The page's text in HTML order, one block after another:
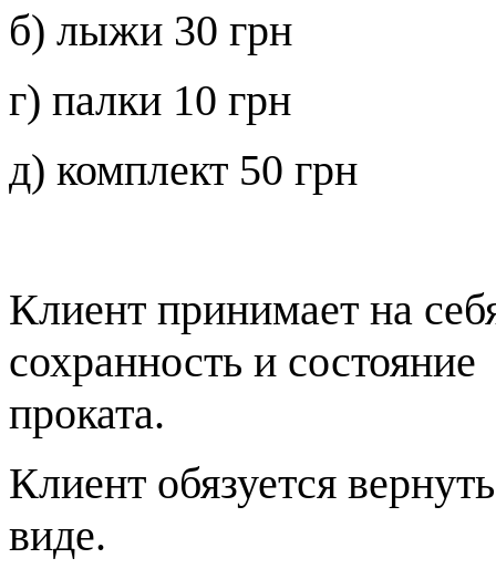
б) лыжи 30 грн
г) палки 10 грн
д) комплект 50 грн
Клиент принимает на
сохранность и
проката.
Клиент обязуется
виде.